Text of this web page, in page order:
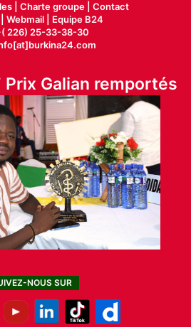
| Charte groupe | Contact
Webmail |
Equipe B24
226) 25-33-38-30
Prix Galian remportés
NOUS SUR